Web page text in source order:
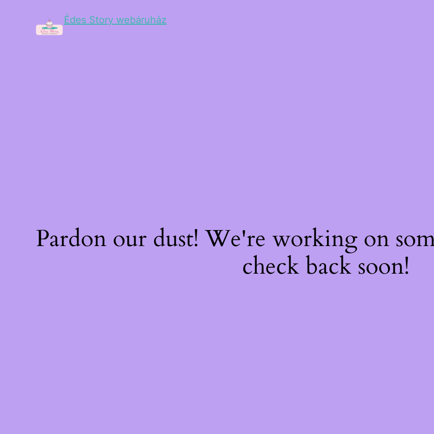
Édes Story webáruház
Pardon our dust! We're working on
check back soon!